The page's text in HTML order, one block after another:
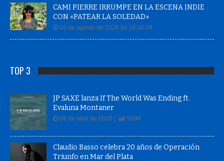
CAMI PIERRE IRRUMPE EN LA ESCENA INDIE
CON «PATEAR LA SOLEDAD»
06 de agosto de 2026 às 19:36:09
TOP 3
JP SAXE lanza If The World Was Ending ft.
Evaluna Montaner
08 de abril de 2020 | 5594
Claudio Basso celebra 20 años de Operación
Triunfo en Mar del Plata